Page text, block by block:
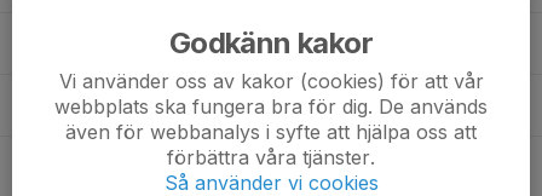
Sadan Albuhamdan
Thelma Wistrand
Vera Remnemark
Godkänn kakor
Vi använder oss av kakor (cookies) för att vår
webbplats ska fungera bra för dig. De används
även för webbanalys i syfte att hjälpa oss att
förbättra våra tjänster.
Så använder vi cookies